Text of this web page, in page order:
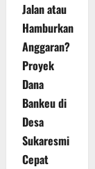
Jalan atau
Hamburkan
Anggaran?
Proyek
Dana
Bankeu di
Desa
Sukaresmi
Cepat